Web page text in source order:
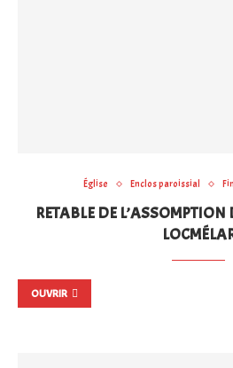
Église Enclos paroissial
RETABLE DE
OUVRIR